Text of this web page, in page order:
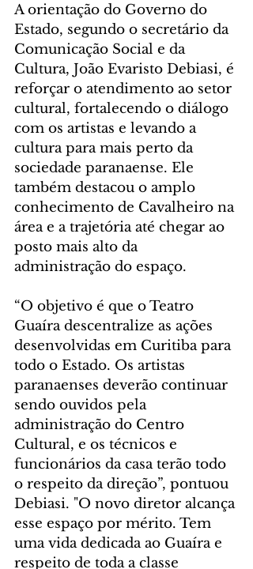
A orientação do Governo do
Estado, segundo o secretário da
Comunicação Social e da
Cultura, João Evaristo Debiasi, é
reforçar o atendimento ao setor
cultural, fortalecendo o diálogo
com os artistas e levando a
cultura para mais perto da
sociedade paranaense. Ele
também destacou o amplo
conhecimento de Cavalheiro na
área e a trajetória até chegar ao
posto mais alto da
administração do espaço.
“O objetivo é que o Teatro
Guaíra descentralize as ações
desenvolvidas em Curitiba para
todo o Estado. Os artistas
paranaenses deverão continuar
sendo ouvidos pela
administração do Centro
Cultural, e os técnicos e
funcionários da casa terão todo
o respeito da direção”, pontuou
Debiasi. "O novo diretor alcança
esse espaço por mérito. Tem
uma vida dedicada ao Guaíra e
respeito de toda a classe